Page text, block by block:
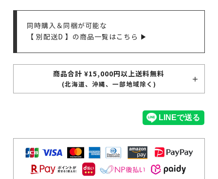
同時購入＆同梱が可能な
【 別配送D 】の商品一覧はこちら ▶
商品合計 ¥15,000円以上送料無料
(北海道、沖縄、一部地域除く)